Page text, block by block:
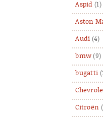
Aspid (1)
Aston
Audi (4)
bmw (9)
bugatti
Citroën